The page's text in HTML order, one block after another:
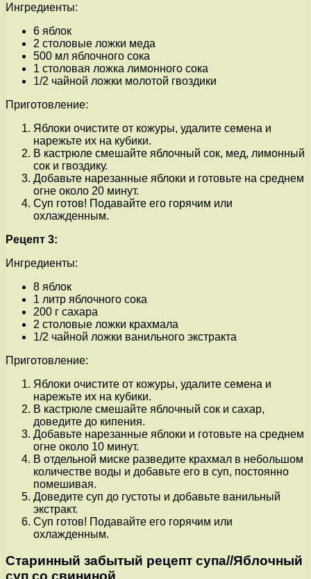
Ингредиенты:
6 яблок
2 столовые ложки меда
500 мл яблочного сока
1 столовая ложка лимонного сока
1/2 чайной ложки молотой гвоздики
Приготовление:
Яблоки очистите от кожуры, удалите семена и
нарежьте их на кубики.
В кастрюле смешайте яблочный сок, мед, лимонный
сок и гвоздику.
Добавьте нарезанные яблоки и готовьте на среднем
огне около 20 минут.
Суп готов! Подавайте его горячим или
охлажденным.
Рецепт 3:
Ингредиенты:
8 яблок
1 литр яблочного сока
200 г сахара
2 столовые ложки крахмала
1/2 чайной ложки ванильного экстракта
Приготовление:
Яблоки очистите от кожуры, удалите семена и
нарежьте их на кубики.
В кастрюле смешайте яблочный сок и сахар,
доведите до кипения.
Добавьте нарезанные яблоки и готовьте на среднем
огне около 10 минут.
В отдельной миске разведите крахмал в небольшом
количестве воды и добавьте его в суп, постоянно
помешивая.
Доведите суп до густоты и добавьте ванильный
экстракт.
Суп готов! Подавайте его горячим или
охлажденным.
Старинный забытый рецепт супа//Яблочный